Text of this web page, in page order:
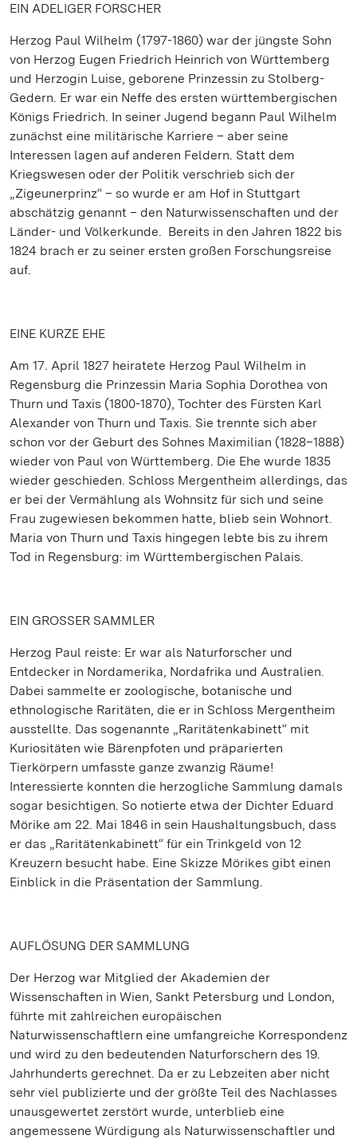
EIN ADELIGER FORSCHER
Herzog Paul Wilhelm (1797-1860) war der jüngste Sohn
von Herzog Eugen Friedrich Heinrich von Württemberg
und Herzogin Luise, geborene Prinzessin zu Stolberg-
Gedern. Er war ein Neffe des ersten württembergischen
Königs Friedrich. In seiner Jugend begann Paul Wilhelm
zunächst eine militärische Karriere – aber seine
Interessen lagen auf anderen Feldern. Statt dem
Kriegswesen oder der Politik verschrieb sich der
„Zigeunerprinz“ – so wurde er am Hof in Stuttgart
abschätzig genannt – den Naturwissenschaften und der
Länder- und Völkerkunde. Bereits in den Jahren 1822 bis
1824 brach er zu seiner ersten großen Forschungsreise
auf.
EINE KURZE EHE
Am 17. April 1827 heiratete Herzog Paul Wilhelm in
Regensburg die Prinzessin Maria Sophia Dorothea von
Thurn und Taxis (1800-1870), Tochter des Fürsten Karl
Alexander von Thurn und Taxis. Sie trennte sich aber
schon vor der Geburt des Sohnes Maximilian (1828–1888)
wieder von Paul von Württemberg. Die Ehe wurde 1835
wieder geschieden. Schloss Mergentheim allerdings, das
er bei der Vermählung als Wohnsitz für sich und seine
Frau zugewiesen bekommen hatte, blieb sein Wohnort.
Maria von Thurn und Taxis hingegen lebte bis zu ihrem
Tod in Regensburg: im Württembergischen Palais.
EIN GROSSER SAMMLER
Herzog Paul reiste: Er war als Naturforscher und
Entdecker in Nordamerika, Nordafrika und Australien.
Dabei sammelte er zoologische, botanische und
ethnologische Raritäten, die er in Schloss Mergentheim
ausstellte. Das sogenannte „Raritätenkabinett“ mit
Kuriositäten wie Bärenpfoten und präparierten
Tierkörpern umfasste ganze zwanzig Räume!
Interessierte konnten die herzogliche Sammlung damals
sogar besichtigen. So notierte etwa der Dichter Eduard
Mörike am 22. Mai 1846 in sein Haushaltungsbuch, dass
er das „Raritätenkabinett“ für ein Trinkgeld von 12
Kreuzern besucht habe. Eine Skizze Mörikes gibt einen
Einblick in die Präsentation der Sammlung.
AUFLÖSUNG DER SAMMLUNG
Der Herzog war Mitglied der Akademien der
Wissenschaften in Wien, Sankt Petersburg und London,
führte mit zahlreichen europäischen
Naturwissenschaftlern eine umfangreiche Korrespondenz
und wird zu den bedeutenden Naturforschern des 19.
Jahrhunderts gerechnet. Da er zu Lebzeiten aber nicht
sehr viel publizierte und der größte Teil des Nachlasses
unausgewertet zerstört wurde, unterblieb eine
angemessene Würdigung als Naturwissenschaftler und